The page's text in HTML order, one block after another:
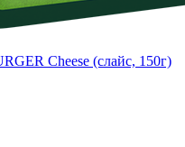
Cheese (слайс, 150г)